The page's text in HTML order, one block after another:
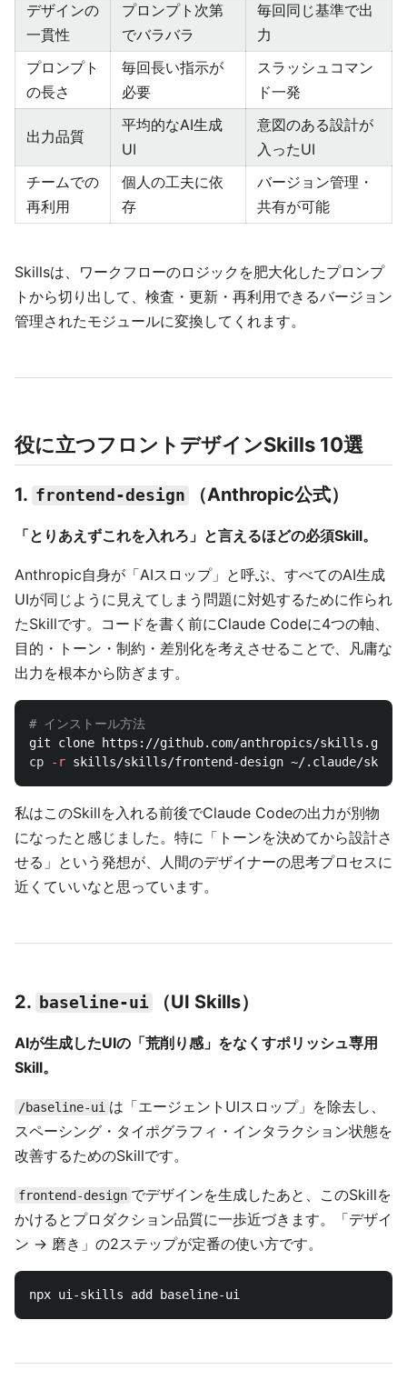
デザインの
一貫性
プロンプト次第
でバラバラ
毎回同じ基準で出
力
プロンプト
の長さ
毎回長い指示が
必要
スラッシュコマン
ド一発
出力品質
平均的なAI生成
UI
意図のある設計が
入ったUI
チームでの
再利用
個人の工夫に依
存
バージョン管理・
共有が可能
Skillsは、ワークフローのロジックを肥大化したプロンプ
トから切り出して、検査・更新・再利用できるバージョン
管理されたモジュールに変換してくれます。
役に立つフロントデザインSkills 10選
1. frontend-design （Anthropic公式）
「とりあえずこれを入れろ」と言えるほどの必須Skill。
Anthropic自身が「AIスロップ」と呼ぶ、すべてのAI生成
UIが同じように見えてしまう問題に対処するために作られ
たSkillです。コードを書く前にClaude Codeに4つの軸、
目的・トーン・制約・差別化を考えさせることで、凡庸な
出力を根本から防ぎます。
# インストール方法
cp
-r
私はこのSkillを入れる前後でClaude Codeの出力が別物
になったと感じました。特に「トーンを決めてから設計さ
せる」という発想が、人間のデザイナーの思考プロセスに
近くていいなと思っています。
2. baseline-ui （UI Skills）
AIが生成したUIの「荒削り感」をなくすポリッシュ専用
Skill。
/baseline-ui は「エージェントUIスロップ」を除去し、
スペーシング・タイポグラフィ・インタラクション状態を
改善するためのSkillです。
frontend-design でデザインを生成したあと、このSkillを
かけるとプロダクション品質に一歩近づきます。「デザイ
ン → 磨き」の2ステップが定番の使い方です。